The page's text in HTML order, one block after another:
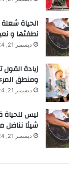
الحياة شعلة
نطفئها و
ديسمبر 21, 2024
زيادة
ومنطق
ديسمبر 21, 2024
ليس للحياة
شيئا نناضل
ديسمبر 21, 2024